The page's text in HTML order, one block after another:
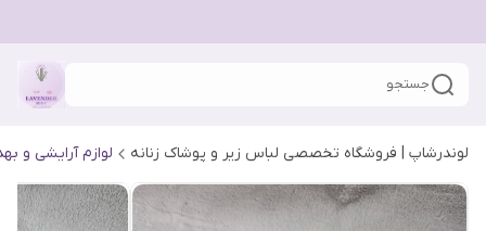
جستجو
لوندرشاپ | فروشگاه تخصصی لباس زیر و پوشاک زنانه لوازم آرایشی و